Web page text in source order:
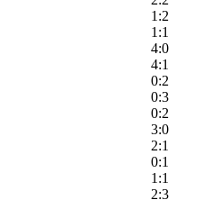
1:2
1:1
4:0
4:1
0:2
0:3
0:2
3:0
2:1
0:1
1:1
2:3